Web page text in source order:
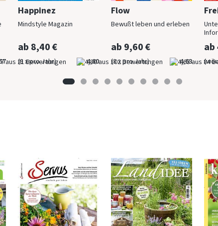
Happinez
Mindstyle Magazin
ab 8,40 €
(8 x pro Jahr) 4,80
Flow
Bewußt leben und erleben
ab 9,60 €
(8 x pro Jahr) 4,63
ab